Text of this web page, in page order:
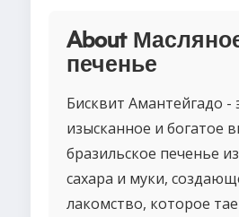
About
печенье
Бисквит Амантейгадо -
изысканное и богатое
бразильское печенье
сахара и муки,
лакомство, которое